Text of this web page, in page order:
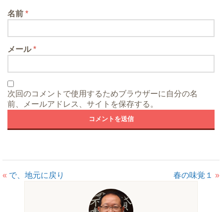
名前 *
メール*
次回のコメントで使用するためブラウザーに自分の名
前、メールアドレス、サイトを保存する。
« で、地元に戻り 春の味覚１ »